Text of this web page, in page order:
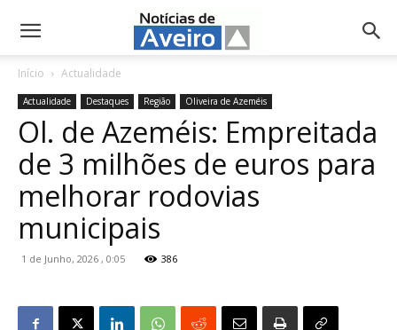
NotíciasdeAveiro.pt
Início Actualidade
Actualidade Destaques Região Oliveira de Azeméis
Ol. de Azeméis: Empreitada
de 3 milhões de euros para
melhorar rodovias
municipais
1 de Junho, 2026 , 0:05 386